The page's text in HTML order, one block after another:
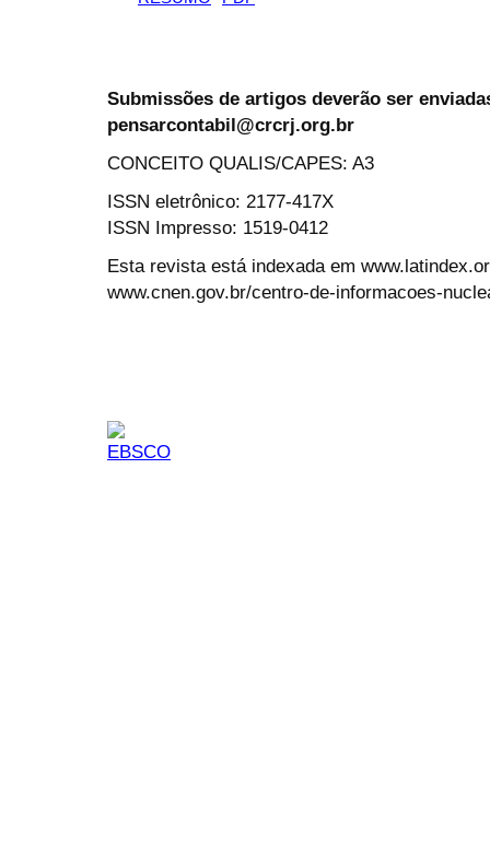
Submissões de artigos deverão ser
pensarcontabil@crcrj.org.br
CONCEITO QUALIS/CAPES: A3
ISSN eletrônico: 2177-417X
ISSN Impresso: 1519-0412
Esta revista está indexada em
www.cnen.gov.br/centro-de-informacoes-